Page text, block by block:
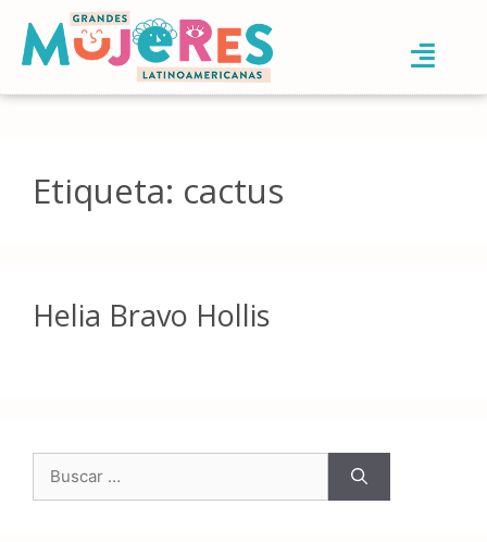
Etiqueta: cactus
Helia Bravo Hollis